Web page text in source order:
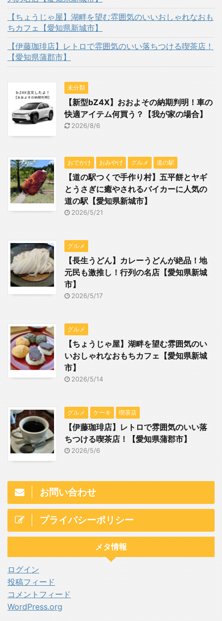
【ちょうじゃ屋】湖畔を望む雰囲気のいいおしゃれなおも
ちカフェ【愛知県新城市】
【伊藤珈琲店】レトロで雰囲気のいい落ちつける喫茶店！
【愛知県蒲郡市】
未分類
【新型bZ4X】おおよその納期判明！車の
快適アイテム何買う？【我が家の場合】
2026/8/6
おでかけ おみやげ グルメ 道の駅
【道の駅つくで手作り村】五平餅とヤギ
とうさぎに癒やされるバイカーに人気の
道の駅【愛知県新城市】
2026/5/21
グルメ
【長生うどん】カレーうどんが絶品！地
元民も激推し！行列の名店【愛知県新城
市】
2026/5/17
グルメ
【ちょうじゃ屋】湖畔を望む雰囲気のい
いおしゃれなおもちカフェ【愛知県新城
市】
2026/5/14
グルメ ケーキ 喫茶店
【伊藤珈琲店】レトロで雰囲気のいい落
ちつける喫茶店！【愛知県蒲郡市】
2026/5/6
お問い合わせ
プライバシーポリシー
メタ情報
ログイン
投稿フィード
コメントフィード
WordPress.org